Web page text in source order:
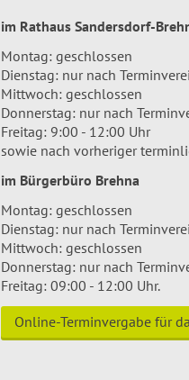
im Rathaus Sandersdorf-
Montag: geschlossen
Dienstag: nur nach
Mittwoch: geschlossen
Donnerstag: nur nach
Freitag: 9:00 - 12:00 Uhr
sowie nach vorheriger
im Bürgerbüro Brehna
Montag: geschlossen
Dienstag: nur nach
Mittwoch: geschlossen
Donnerstag: nur nach
Freitag: 09:00 - 12:00 Uhr.
Online-Terminvergabe für